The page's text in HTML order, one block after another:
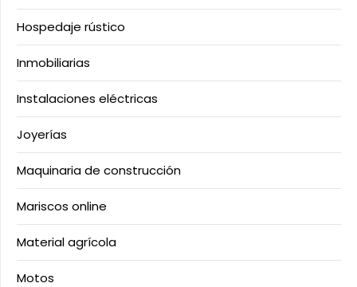
Hospedaje rústico
Inmobiliarias
Instalaciones eléctricas
Joyerías
Maquinaria de construcción
Mariscos online
Material agrícola
Motos